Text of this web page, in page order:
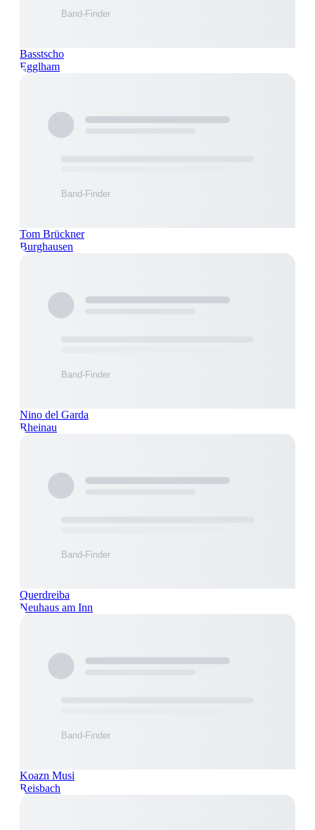
Basstscho
Egglham
Tom Brückner
Burghausen
Nino del Garda
Rheinau
Querdreiba
Neuhaus am Inn
Koazn Musi
Reisbach